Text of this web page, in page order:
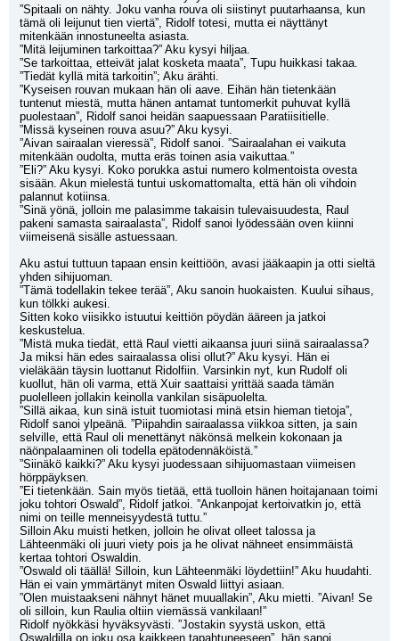
”Spitaali on nähty. Joku vanha rouva oli siistinyt puutarhaansa, kun
tämä oli leijunut tien viertä”, Ridolf totesi, mutta ei näyttänyt
mitenkään innostuneelta asiasta.
”Mitä leijuminen tarkoittaa?” Aku kysyi hiljaa.
”Se tarkoittaa, etteivät jalat kosketa maata”, Tupu huikkasi takaa.
”Tiedät kyllä mitä tarkoitin”; Aku ärähti.
”Kyseisen rouvan mukaan hän oli aave. Eihän hän tietenkään
tuntenut miestä, mutta hänen antamat tuntomerkit puhuvat kyllä
puolestaan”, Ridolf sanoi heidän saapuessaan Paratiisitielle.
”Missä kyseinen rouva asuu?” Aku kysyi.
”Aivan sairaalan vieressä”, Ridolf sanoi. ”Sairaalahan ei vaikuta
mitenkään oudolta, mutta eräs toinen asia vaikuttaa.”
”Eli?” Aku kysyi. Koko porukka astui numero kolmentoista ovesta
sisään. Akun mielestä tuntui uskomattomalta, että hän oli vihdoin
palannut kotiinsa.
”Sinä yönä, jolloin me palasimme takaisin tulevaisuudesta, Raul
pakeni samasta sairaalasta”, Ridolf sanoi lyödessään oven kiinni
viimeisenä sisälle astuessaan.
Aku astui tuttuun tapaan ensin keittiöön, avasi jääkaapin ja otti sieltä
yhden sihijuoman.
”Tämä todellakin tekee terää”, Aku sanoin huokaisten. Kuului sihaus,
kun tölkki aukesi.
Sitten koko viisikko istuutui keittiön pöydän ääreen ja jatkoi
keskustelua.
”Mistä muka tiedät, että Raul vietti aikaansa juuri siinä sairaalassa?
Ja miksi hän edes sairaalassa olisi ollut?” Aku kysyi. Hän ei
vieläkään täysin luottanut Ridolfiin. Varsinkin nyt, kun Rudolf oli
kuollut, hän oli varma, että Xuir saattaisi yrittää saada tämän
puolelleen jollakin keinolla vankilan sisäpuolelta.
”Sillä aikaa, kun sinä istuit tuomiotasi minä etsin hieman tietoja”,
Ridolf sanoi ylpeänä. ”Piipahdin sairaalassa viikkoa sitten, ja sain
selville, että Raul oli menettänyt näkönsä melkein kokonaan ja
näönpalaaminen oli todella epätodennäköistä.”
”Siinäkö kaikki?” Aku kysyi juodessaan sihijuomastaan viimeisen
hörppäyksen.
”Ei tietenkään. Sain myös tietää, että tuolloin hänen hoitajanaan toimi
joku tohtori Oswald”, Ridolf jatkoi. ”Ankanpojat kertoivatkin jo, että
nimi on teille menneisyydestä tuttu.”
Silloin Aku muisti hetken, jolloin he olivat olleet talossa ja
Lähteenmäki oli juuri viety pois ja he olivat nähneet ensimmäistä
kertaa tohtori Oswaldin.
”Oswald oli täällä! Silloin, kun Lähteenmäki löydettiin!” Aku huudahti.
Hän ei vain ymmärtänyt miten Oswald liittyi asiaan.
”Olen muistaakseni nähnyt hänet muuallakin”, Aku mietti. ”Aivan! Se
oli silloin, kun Raulia oltiin viemässä vankilaan!”
Ridolf nyökkäsi hyväksyvästi. ”Jostakin syystä uskon, että
Oswaldilla on joku osa kaikkeen tapahtuneeseen”, hän sanoi.